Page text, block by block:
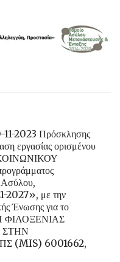
11-2023 Πρόσκλησης
εργασίας ορισμένου
ΚΟΙΝΩΝΙΚΟΥ
2027», με την
Ένωσης για το
ΦΙΛΟΞΕΝΙΑΣ
(MIS) 6001662,